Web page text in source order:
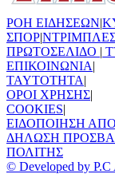
ΡΟΗ ΕΙΔΗΣΕΩΝ|
ΣΠΟΡ|
ΠΡΩΤΟΣΕΛΙΔΟ |
ΕΠΙΚΟΙΝΩΝΙΑ|
TAYTOTHTA|
ΟΡΟΙ ΧΡΗΣΗΣ|
COOKIES|
ΕΙΔΟΠΟΙΗΣΗ
ΔΗΛΩΣΗ
ΠΟΛΙΤΗΣ
© Developed by